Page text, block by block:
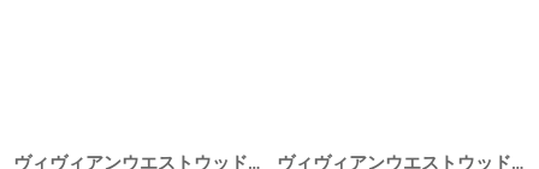
ヴィヴィアンウエストウッド 中古 / 手帳カバー ブラック O-26-08-02-096-gd-IG-OS ヴィヴィアンウエストウッド 中古 / ウォーターオーブネクタイ ブラウン×クロ O-26-08-02-095-gd-IG-OS